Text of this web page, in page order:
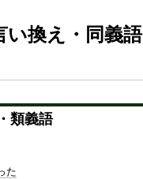
い換え・同義語
類義語
た